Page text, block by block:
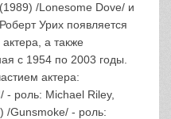
/Lonesome Dove/ и
Урих появляется
а также
с 1954 по 2003 годы.
актера:
- роль: Michael Riley,
/Gunsmoke/ - роль: